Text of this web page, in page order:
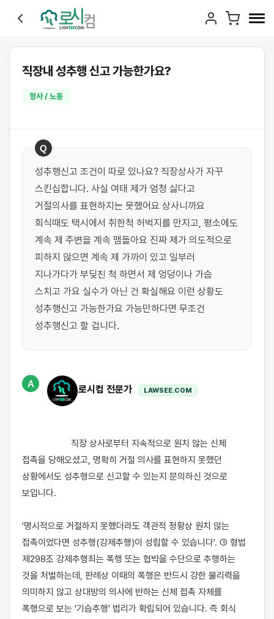
직장내 성추행 신고 가능한가요?
형사 / 노동
Q
성추행신고 조건이 따로 있나요? 직장상사가 자꾸
스킨십합니다. 사실 여태 제가 엄청 싫다고
거절의사를 표현하지는 못했어요 상사니까요
회식때도 택시에서 취한척 허벅지를 만지고, 평소에도
계속 제 주변을 계속 맴돌아요 진짜 제가 의도적으로
피하지 않으면 계속 제 가까이 있고 일부러
지나가다가 부딪친 척 하면서 제 엉덩이나 가슴
스치고 가요 실수가 아닌 건 확실해요 이런 상황도
성추행신고 가능한가요 가능만하다면 무조건
성추행신고 할 겁니다.
A
로시컴 전문가 LAWSEE.COM
접촉을 당해오셨고, 명확히 거절 의사를 표현하지 못했던
상황에서도 성추행으로 신고할 수 있는지 문의하신 것으로
보입니다.
'명시적으로 거절하지 못했더라도 객관적 정황상 원치 않는
접촉이었다면 성추행(강제추행)이 성립할 수 있습니다'. ① 형법
제298조 강제추행죄는 폭행 또는 협박을 수단으로 추행하는
것을 처벌하는데, 판례상 이때의 폭행은 반드시 강한 물리력을
의미하지 않고 상대방의 의사에 반하는 신체 접촉 자체를
폭행으로 보는 '기습추행' 법리가 확립되어 있습니다. 즉 회식